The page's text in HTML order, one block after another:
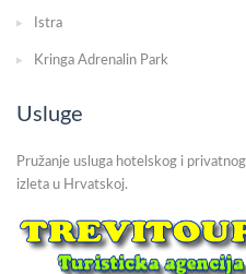
Istra
Kringa Adrenalin Park
Usluge
Pružanje usluga hotelskog i
izleta u Hrvatskoj.